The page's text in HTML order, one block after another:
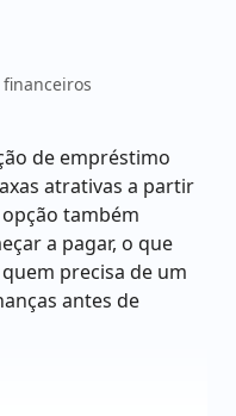
de empréstimo
atrativas a partir
opção também
a pagar, o que
precisa de um
antes de